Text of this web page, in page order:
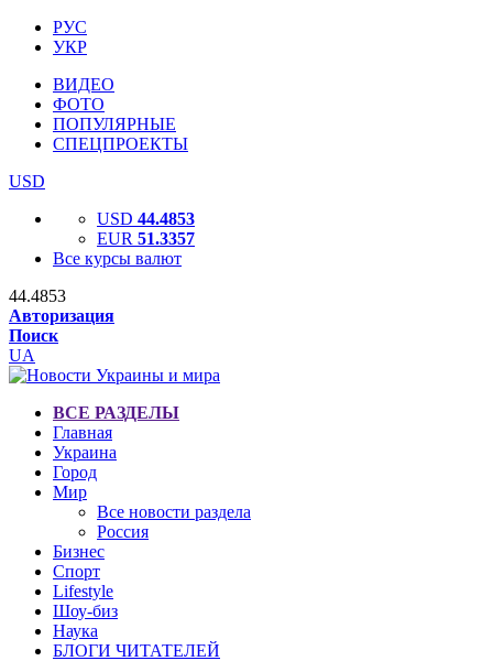
РУС
УКР
ВИДЕО
ФОТО
ПОПУЛЯРНЫЕ
СПЕЦПРОЕКТЫ
USD
USD 44.4853
EUR 51.3357
Все курсы валют
44.4853
Авторизация
Поиск
UA
ВСЕ РАЗДЕЛЫ
Главная
Украина
Город
Мир
Все новости раздела
Россия
Бизнес
Спорт
Lifestyle
Шоу-биз
Наука
БЛОГИ ЧИТАТЕЛЕЙ